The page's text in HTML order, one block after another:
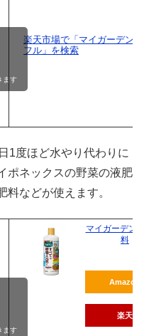
楽天市場で「マイガーデン
フル」を検索
ます
1度ほど水やり代わりに
ポネックスの野菜の液肥
などが使えます。
マイガーデン
料
Amazon
楽天
ます